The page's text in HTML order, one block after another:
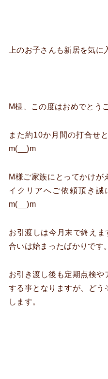
上のお子さんも新居を気に
M様、この度はおめでとう
また約10か月間の打合せ
m(__)m
M様ご家族にとってかけが
イクリアへご依頼頂き誠
m(__)m
お引渡しは今月末で終え
合いは始まったばかりです。
お引き渡し後も定期点検
する事となりますが、ど
します。